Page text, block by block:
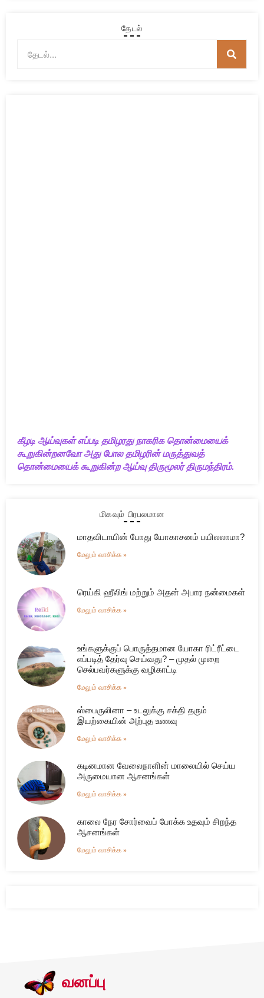
தேடல்
கீழடி ஆய்வுகள் எப்படி தமிழரது நாகரிக தொன்மையைக்
கூறுகின்றனவோ அது போல தமிழரின் மருத்துவத்
தொன்மையைக் கூறுகின்ற ஆய்வு திருமூலர் திருமந்திரம்.
மிகவும் பிரபலமான
மாதவிடாயின் போது யோகாசனம் பயிலலாமா?
மேலும் வாசிக்க »
ரெய்கி ஹீலிங் மற்றும் அதன் அபார நன்மைகள்
மேலும் வாசிக்க »
உங்களுக்குப் பொருத்தமான யோகா ரிட்ரீட்டை
எப்படித் தேர்வு செய்வது? – முதல் முறை
செல்பவர்களுக்கு வழிகாட்டி
மேலும் வாசிக்க »
ஸ்பைருலினா – உடலுக்கு சக்தி தரும்
இயற்கையின் அற்புத உணவு
மேலும் வாசிக்க »
கடினமான வேலைநாளின் மாலையில் செய்ய
அருமையான ஆசனங்கள்
மேலும் வாசிக்க »
காலை நேர சோர்வைப் போக்க உதவும் சிறந்த
ஆசனங்கள்
மேலும் வாசிக்க »
வனப்பு